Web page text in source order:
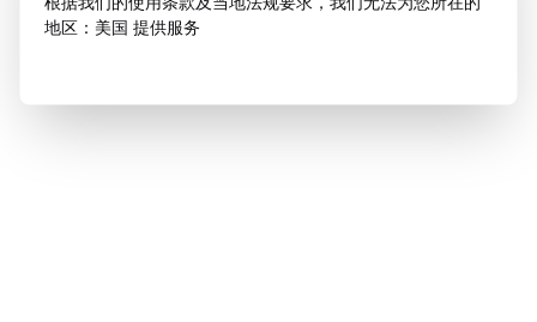
地区：美国 提供服务